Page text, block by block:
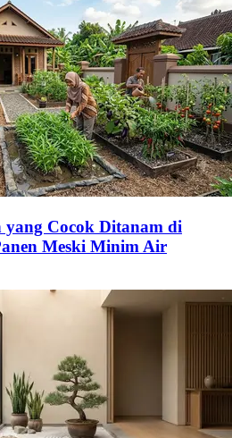
yang Cocok Ditanam di
Meski Minim Air